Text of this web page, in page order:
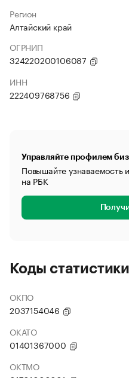
Регион
Алтайский край
ОГРНИП
324220200106087
ИНН
222409768756
Управляйте профилем
Повышайте узнаваемость
на РБК
Коды статистики
ОКПО
2037154046
ОКАТО
01401367000
ОКТМО